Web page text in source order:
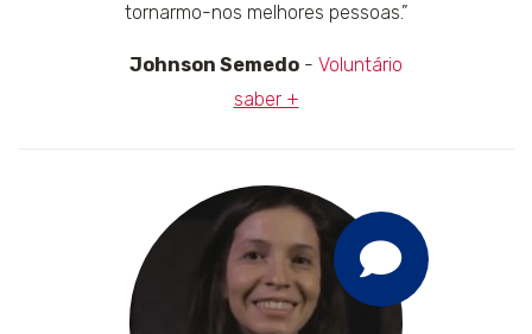
tornarmo-nos melhores pessoas.”
Johnson Semedo - Voluntário
saber +